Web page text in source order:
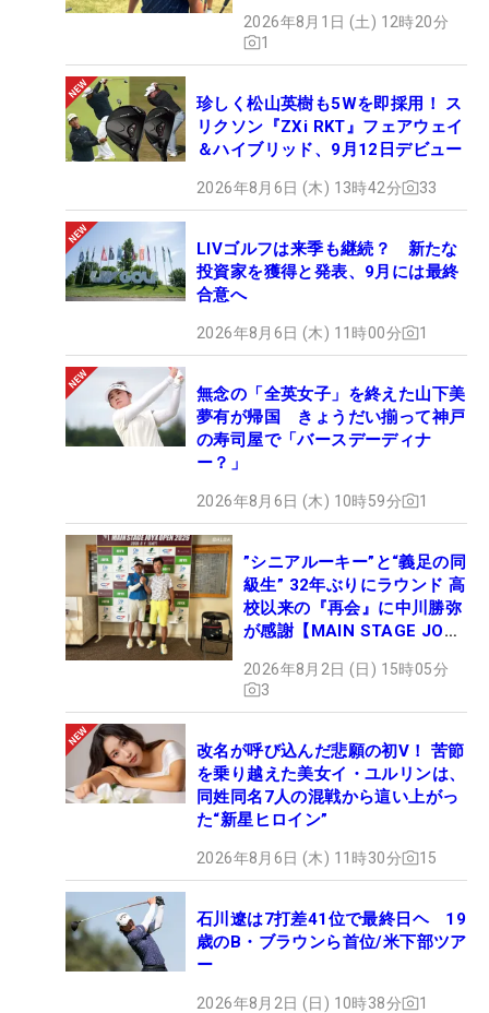
OPEN】
2026年8月1日 (土) 12時20分
1
珍しく松山英樹も5Wを即採用！ ス
リクソン『ZXi RKT』フェアウェイ
＆ハイブリッド、9月12日デビュー
2026年8月6日 (木) 13時42分 33
LIVゴルフは来季も継続？ 新たな
投資家を獲得と発表、9月には最終
合意へ
2026年8月6日 (木) 11時00分 1
無念の「全英女子」を終えた山下美
夢有が帰国 きょうだい揃って神戸
の寿司屋で「バースデーディナ
ー？」
2026年8月6日 (木) 10時59分 1
”シニアルーキー”と“義足の同
級生” 32年ぶりにラウンド 高
校以来の『再会』に中川勝弥
が感謝【MAIN STAGE JOYX
2026年8月2日 (日) 15時05分
3
改名が呼び込んだ悲願の初V！ 苦節
を乗り越えた美女イ・ユルリンは、
同姓同名7人の混戦から這い上がっ
た“新星ヒロイン”
2026年8月6日 (木) 11時30分 15
石川遼は7打差41位で最終日ヘ 19
歳のB・ブラウンら首位/米下部ツア
ー
2026年8月2日 (日) 10時38分 1